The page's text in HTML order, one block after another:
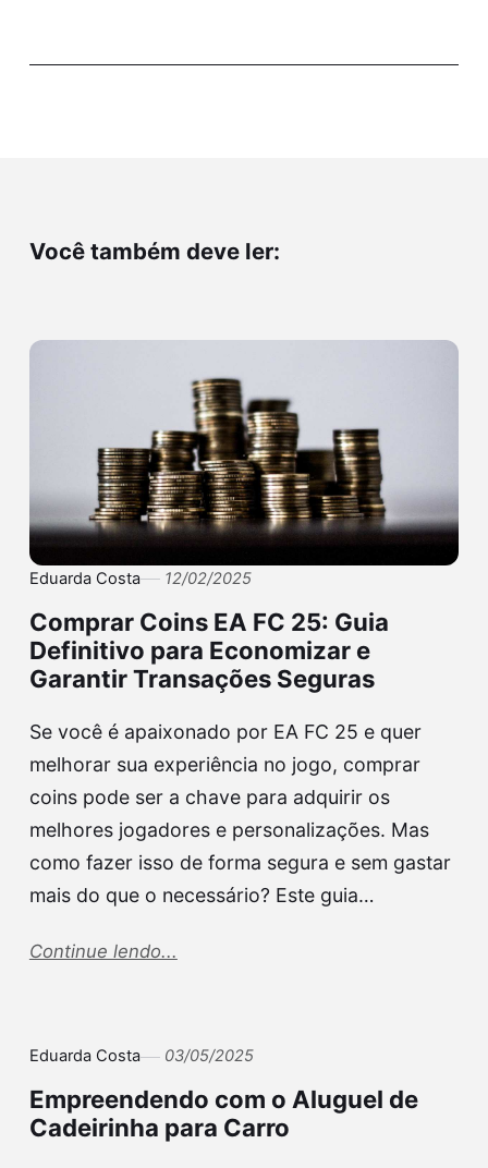
Você também deve ler:
Eduarda Costa 12/02/2025
Comprar Coins EA FC 25: Guia
Definitivo para Economizar e
Garantir Transações Seguras
Se você é apaixonado por EA FC 25 e quer
melhorar sua experiência no jogo, comprar
coins pode ser a chave para adquirir os
melhores jogadores e personalizações. Mas
como fazer isso de forma segura e sem gastar
mais do que o necessário? Este guia…
Continue lendo...
Eduarda Costa 03/05/2025
Empreendendo com o Aluguel de
Cadeirinha para Carro